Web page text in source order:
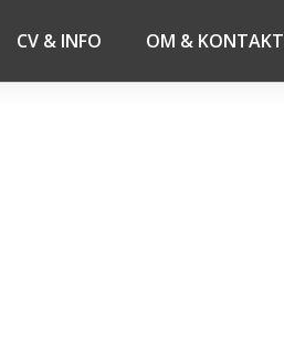
CV & INFO OM & KONTAKT